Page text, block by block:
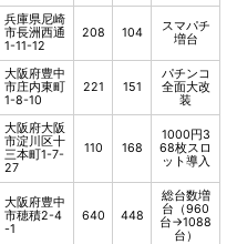
兵庫県尼崎
市長洲西通
1-11-12
208 104
スマパチ
増台
大阪府豊中
市庄内東町
1-8-10
221 151
パチンコ
全面大改
装
大阪府大阪
市淀川区十
三本町1-7-
27
110 168
1000円3
68枚スロ
ット導入
大阪府豊中
市穂積2-4
-1
640 448
総台数増
台（960
台→1088
台）